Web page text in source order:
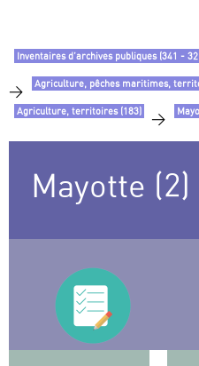
Inventaires d’archives publiques (341 -
> Agriculture, pêches maritimes,
Agriculture, territoires (183) >
Mayotte (2)